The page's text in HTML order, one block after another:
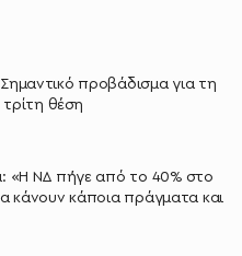
προβάδισμα για τη
θέση
«Η ΝΔ πήγε από το 40% στο
κάνουν κάποια πράγματα και